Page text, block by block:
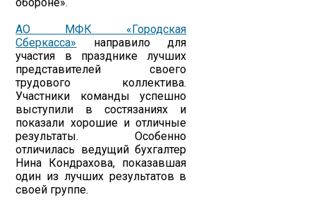
АО МФК «Городская
Сберкасса» направило для
участия в празднике лучших
представителей своего
трудового коллектива.
Участники команды успешно
выступили в состязаниях и
показали хорошие и отличные
результаты. Особенно
отличилась ведущий бухгалтер
Нина Кондрахова, показавшая
один из лучших результатов в
своей группе.